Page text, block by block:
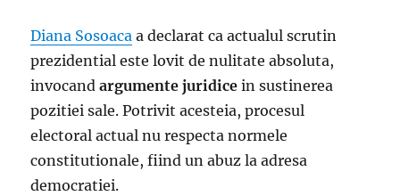
Diana Sosoaca a declarat ca actualul scrutin
prezidential este lovit de nulitate absoluta,
invocandargumente juridice in sustinerea
pozitiei sale. Potrivit acesteia, procesul
electoral actual nu respecta normele
constitutionale, fiind un abuz la adresa
democratiei.